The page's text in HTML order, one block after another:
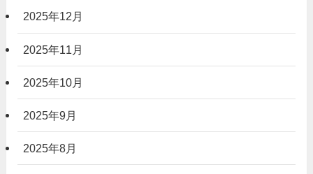
2025年12月
2025年11月
2025年10月
2025年9月
2025年8月